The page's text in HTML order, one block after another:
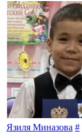
Язиля Миназова #